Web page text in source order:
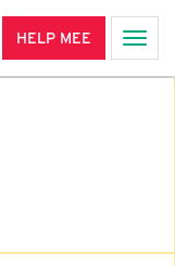
HELP MEE